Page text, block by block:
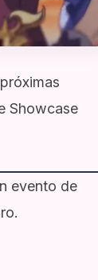
Showcase
evento de